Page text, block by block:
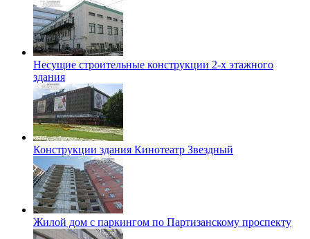
Несущие строительные конструкции 2-х этажного
здания
Конструкции здания Кинотеатр Звездный
Жилой дом с паркингом по Партизанскому проспекту